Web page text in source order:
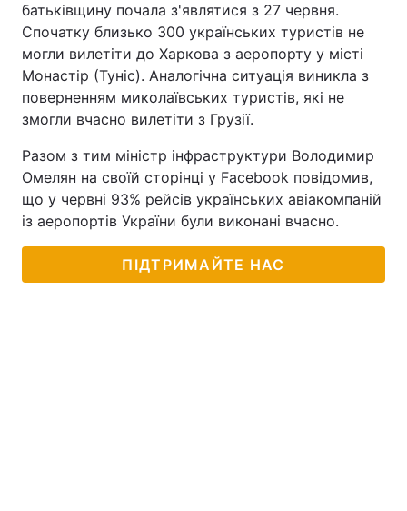
батьківщину почала з'являтися з 27 червня.
Спочатку близько 300 українських туристів не
могли вилетіти до Харкова з аеропорту у місті
Монастір (Туніс). Аналогічна ситуація виникла з
поверненням миколаївських туристів, які не
змогли вчасно вилетіти з Грузії.
Разом з тим міністр інфраструктури Володимир
Омелян на своїй сторінці у Facebook повідомив,
що у червні 93% рейсів українських авіакомпаній
із аеропортів України були виконані вчасно.
ПІДТРИМАЙТЕ НАС